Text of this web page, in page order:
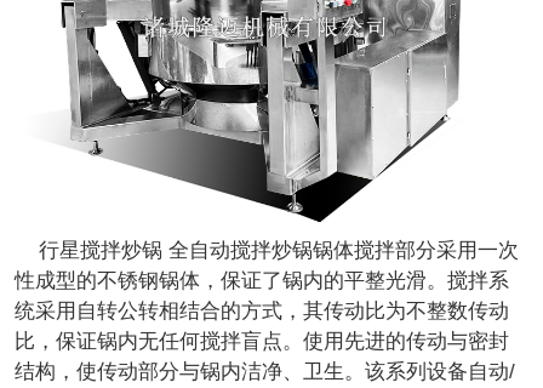
行星搅拌炒锅 全自动搅拌炒锅锅体搅拌部分采用一次
性成型的不锈钢锅体，保证了锅内的平整光滑。搅拌系
统采用自转公转相结合的方式，其传动比为不整数传动
比，保证锅内无任何搅拌盲点。使用先进的传动与密封
结构，使传动部分与锅内洁净、卫生。该系列设备自动/